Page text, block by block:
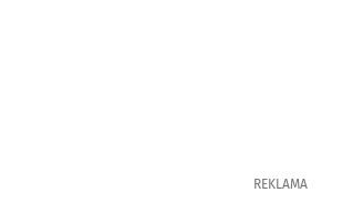
REKLAMA